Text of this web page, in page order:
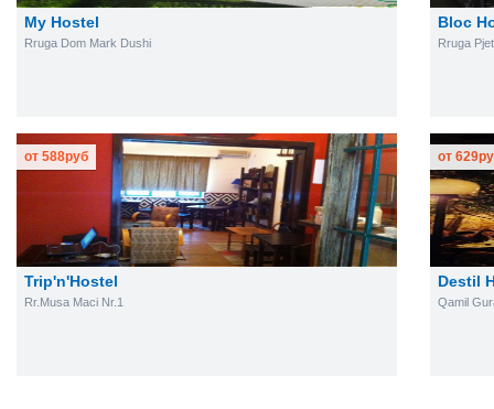
My Hostel
Rruga Dom Mark Dushi
Bloc
Rruga
Trip'n'Hostel
Rr.Musa Maci Nr.1
от 588руб
Destil
Qamil
от 629